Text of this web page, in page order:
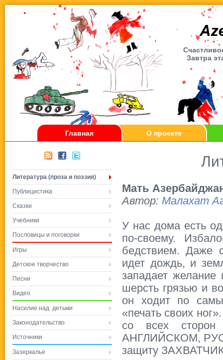
Завтра
Главная О проекте
Литература (проза и поэзия)
Публицистика
Сказки
Учебники
Пословицы и поговорки
Игры
Детское творчество
Песни
Видео
Насилие над детьми
Законодательство
Источники
Зазеркалье
Мать
Автор: Малахат
У нас дома есть
по-своему.
бедствием. Даже
идет дождь, и
западает желание
шерсть грязью и
он ходит по
«печать своих
со всех
АНГЛИЙСКОМ,
защиту